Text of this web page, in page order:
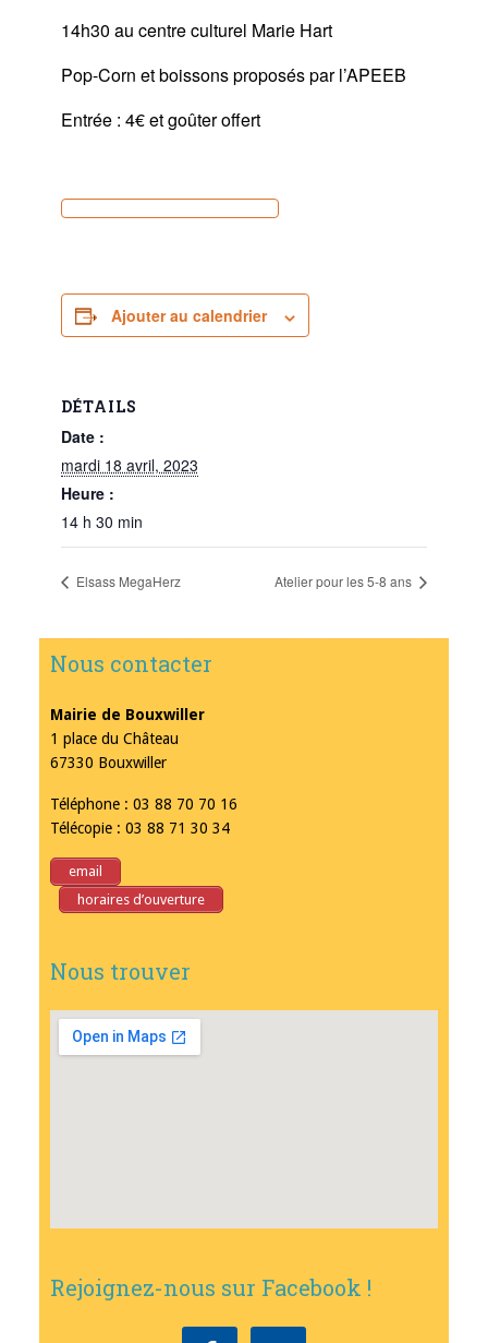
14h30 au centre culturel Marie Hart
Pop-Corn et boissons proposés par l’APEEB
Entrée : 4€ et goûter offert
Ajouter au calendrier
DÉTAILS
Date :
mardi 18 avril, 2023
Heure :
14 h 30 min
Elsass MegaHerz Atelier pour les 5-8 ans
Nous contacter
Mairie de Bouxwiller
1 place du Château
67330 Bouxwiller
Téléphone : 03 88 70 70 16
Télécopie : 03 88 71 30 34
email
horaires d’ouverture
Nous trouver
Rejoignez-nous sur Facebook !